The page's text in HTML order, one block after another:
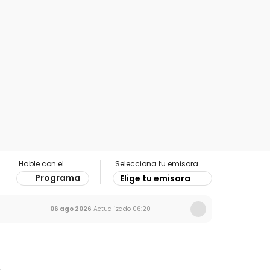
Hable con el
Programa
Selecciona tu emisora
Elige tu emisora
06 ago 2026 Actualizado 06:20